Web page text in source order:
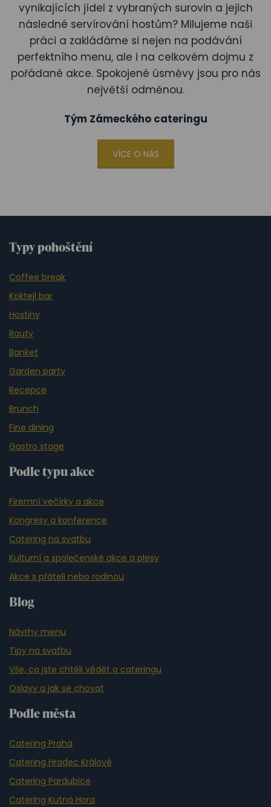
vynikajících jídel z vybraných surovin a jejich
následné servírování hostům? Milujeme naši
práci a zakládáme si nejen na podávání
perfektního menu, ale i na celkovém dojmu z
pořádané akce. Spokojené úsměvy jsou pro nás
největší odměnou.
Tým Zámeckého cateringu
VÍCE O NÁS
Typy pohoštění
Coffee break
Koktejl bar
Hostiny
Rauty
Banket
Garden party
Recepce
Brunch
Fine dining
Gastro stage
Podle typu akce
Firemní večírky a akce
Kongresy a konference
Catering na svatbu
Kulturní a společenské akce a plesy
Akce s přáteli nebo rodinou
Blog
Návrhy menu
Tipy na svatbu
Vše, co jste chtěli vědět o cateringu
Oslavy a jak se chovat
Podle města
Catering Praha
Catering Hradec Králové
Catering Pardubice
Catering Kutná Hora